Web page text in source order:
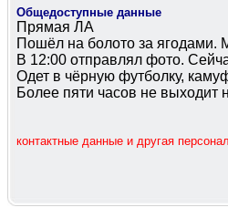
Общедоступные данные
Прямая ЛА
Пошёл на болото за ягодами.
В 12:00 отправлял фото.
Одет в чёрную футболку,
Более пяти часов не выходит
контактные данные и другая